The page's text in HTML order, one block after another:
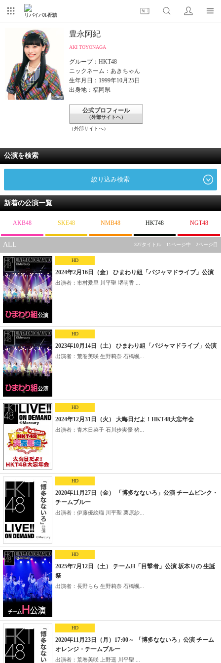
リバイバル配信
豊永阿紀
AKI TOYONAGA
グループ：HKT48
ニックネーム：あきちゃん
生年月日：1999年10月25日
出身地：福岡県
公式プロフィール
（外部サイトへ）
（外部サイトへ）
公演を検索
絞り込み検索
新着の公演一覧
AKB48 SKE48 NMB48 HKT48 NGT48
ALL 327タイトル 11ページ中 2ページ目
HD
2024年2月16日（金） ひまわり組「パジャマドライブ」公演
出演者：市村愛里 川平聖 堺萌香 ...
HD
2023年10月14日（土） ひまわり組「パジャマドライブ」公演
出演者：荒巻美咲 生野莉奈 石橋颯...
HD
2024年12月31日（火） 大晦日だよ！HKT48大忘年会
出演者：青木日菜子 石川歩実優 猪...
HD
2020年11月27日（金） 「博多なないろ」公演 チームピンク・
チームブルー
出演者：伊藤優絵瑠 川平聖 栗原紗...
HD
2025年7月12日（土） チームH「目撃者」公演 坂本りの 生誕
祭
出演者：長野らら 生野莉奈 石橋颯...
HD
2020年11月23日（月）17:00～ 「博多なないろ」公演 チーム
オレンジ・チームブルー
出演者：荒巻美咲 上野遥 川平聖 ...